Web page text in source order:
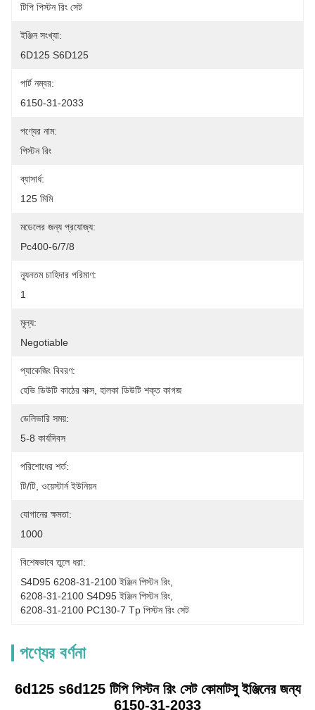
টিপি পিস্টন রিং সেট
ইঞ্জিন সংখ্যা:
6D125 S6D125
পার্ট নম্বর:
6150-31-2033
পণ্যের নাম:
পিস্টন রিং
ব্যাসার্ধ:
125 মিমি
মডেলের জন্য প্রযোজ্য:
Pc400-6/7/8
ন্যূনতম চাহিদার পরিমাণ:
1
মূল্য:
Negotiable
প্যাকেজিং বিবরণ:
হেভি ডিউটি ​​কাঠের বাক্স, হালকা ডিউটি ​​শক্ত কাগজ
ডেলিভারি সময়:
5-8 কার্যদিবস
পরিশোধের শর্ত:
টি/টি, ওয়েস্টার্ন ইউনিয়ন
যোগানের ক্ষমতা:
1000
বিশেষভাবে তুলে ধরা:
S4D95 6208-31-2100 ইঞ্জিন পিস্টন রিং
6208-31-2100 S4D95 ইঞ্জিন পিস্টন রিং
6208-31-2100 PC130-7 Tp পিস্টন রিং সেট
পণ্যের বর্ণনা
6d125 s6d125 টিপি পিস্টন রিং সেট কোমাটসু ইঞ্জিনের জন্য
6150-31-2033